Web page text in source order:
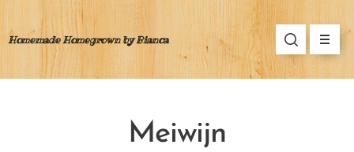
Homemade Homegrown by Bianca
Meiwijn